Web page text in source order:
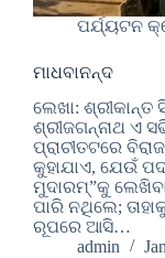
ପର୍ଯ୍ୟଟନ
ମାଧବାନନ୍ଦ
ଲେଖା: ଶ୍ରୀକାନ୍ତ
ଶ୍ରୀଜଗନ୍ନାଥ ଏ
ପ୍ରାଚୀତଟରେ
କୁହାଯାଏ, ଯେଉଁ
ମୁଦାରମ୍”କୁ
ପାରି ନଥିଲେ;
ରୂପରେ ଆସି…
admin